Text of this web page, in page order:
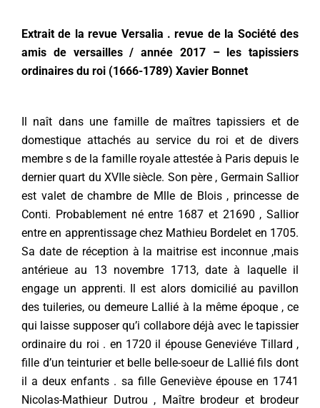
Extrait de la revue Versalia . revue de la Société des
amis de versailles / année 2017 – les tapissiers
ordinaires du roi (1666-1789) Xavier Bonnet
Il naît dans une famille de maîtres tapissiers et de
domestique attachés au service du roi et de divers
membre s de la famille royale attestée à Paris depuis le
dernier quart du XVIIe siècle. Son père , Germain Sallior
est valet de chambre de Mlle de Blois , princesse de
Conti. Probablement né entre 1687 et 21690 , Sallior
entre en apprentissage chez Mathieu Bordelet en 1705.
Sa date de réception à la maitrise est inconnue ,mais
antérieue au 13 novembre 1713, date à laquelle il
engage un apprenti. Il est alors domicilié au pavillon
des tuileries, ou demeure Lallié à la même époque , ce
qui laisse supposer qu’i collabore déjà avec le tapissier
ordinaire du roi . en 1720 il épouse Geneviéve Tillard ,
fille d’un teinturier et belle belle-soeur de Lallié fils dont
il a deux enfants . sa fille Geneviève épouse en 1741
Nicolas-Mathieur Dutrou , Maître brodeur et brodeur